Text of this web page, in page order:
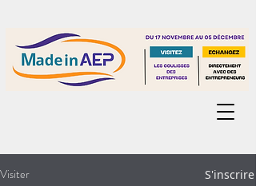
Visiter S'inscrire